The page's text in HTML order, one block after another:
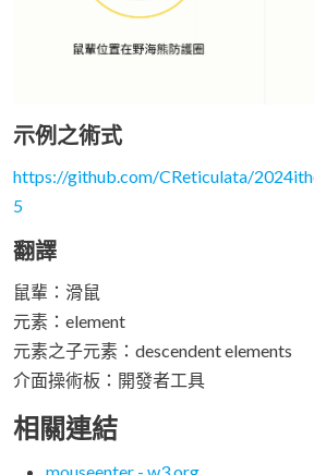
示例之術式
https://github.com/CReticulata/
5
翻譯
鼠輩：滑鼠
元素：element
元素之子元素：descendent elements
介面操術板：開發者工具
相關連結